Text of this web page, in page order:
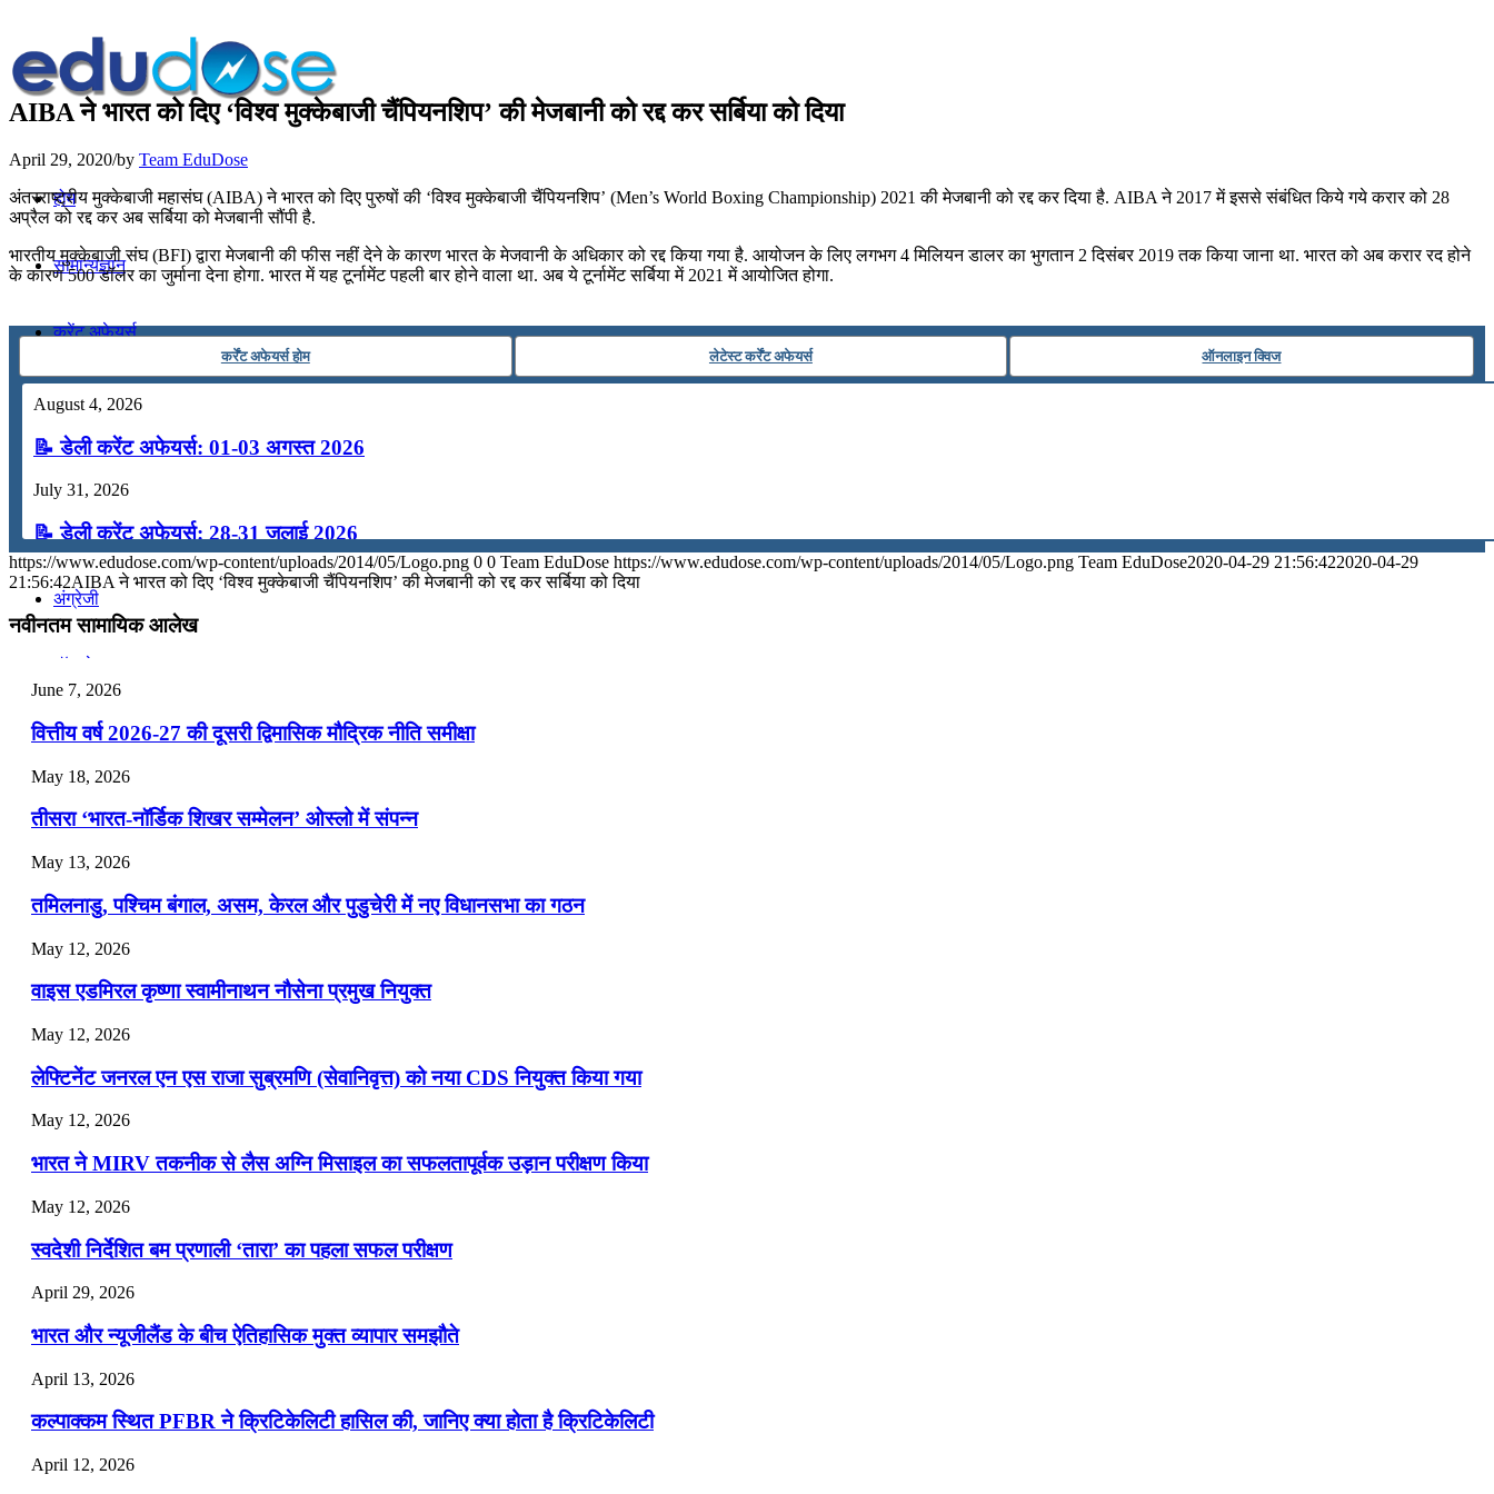
होम
सामान्यज्ञान
करेंट अफेयर्स
गणित
कंप्यूटर
अंग्रेजी
टुडेज जीके
AIBA ने भारत को दिए ‘विश्व मुक्केबाजी चैंपियनशिप’ की मेजबानी को रद्द कर सर्बिया को दिया
April 29, 2020/by Team EduDose
अंतरराष्ट्रीय मुक्केबाजी महासंघ (AIBA) ने भारत को दिए पुरुषों की ‘विश्व मुक्केबाजी चैंपियनशिप’ (Men’s World Boxing Championship) 2021 की मेजबानी को रद्द कर दिया है. AIBA ने 2017 में इससे संबंधित किये गये करार को 28
अप्रैल को रद्द कर अब सर्बिया को मेजबानी सौंपी है.
भारतीय मुक्केबाजी संघ (BFI) द्वारा मेजबानी की फीस नहीं देने के कारण भारत के मेजवानी के अधिकार को रद्द किया गया है. आयोजन के लिए लगभग 4 मिलियन डालर का भुगतान 2 दिसंबर 2019 तक किया जाना था. भारत को अब करार रद होने
के कारण 500 डॉलर का जुर्माना देना होगा. भारत में यह टूर्नामेंट पहली बार होने वाला था. अब ये टूर्नामेंट सर्बिया में 2021 में आयोजित होगा.
कर्रेंट अफेयर्स होम लेटेस्ट कर्रेंट अफेयर्स ऑनलाइन क्विज
August 4, 2026
📝 डेली करेंट अफेयर्स: 01-03 अगस्त 2026
July 31, 2026
📝 डेली करेंट अफेयर्स: 28-31 जुलाई 2026
July 28, 2026
📝 डेली करेंट अफेयर्स: 25-27 जुलाई 2026
July 25, 2026
📝 डेली करेंट अफेयर्स: 22-24 जुलाई 2026
July 22, 2026
📝 डेली करेंट अफेयर्स: 19-21 जुलाई 2026
July 19, 2026
📝 डेली करेंट अफेयर्स: 16-18 जुलाई 2026
July 16, 2026
📝 डेली करेंट अफेयर्स: 13-15 जुलाई 2026
https://www.edudose.com/wp-content/uploads/2014/05/Logo.png 0 0 Team EduDose https://www.edudose.com/wp-content/uploads/2014/05/Logo.png Team EduDose2020-04-29 21:56:422020-04-29
21:56:42AIBA ने भारत को दिए ‘विश्व मुक्केबाजी चैंपियनशिप’ की मेजबानी को रद्द कर सर्बिया को दिया
नवीनतम सामायिक आलेख
June 7, 2026
वित्तीय वर्ष 2026-27 की दूसरी द्विमासिक मौद्रिक नीति समीक्षा
May 18, 2026
तीसरा ‘भारत-नॉर्डिक शिखर सम्मेलन’ ओस्लो में संपन्न
May 13, 2026
तमिलनाडु, पश्चिम बंगाल, असम, केरल और पुडुचेरी में नए विधानसभा का गठन
May 12, 2026
वाइस एडमिरल कृष्णा स्वामीनाथन नौसेना प्रमुख नियुक्त
May 12, 2026
लेफ्टिनेंट जनरल एन एस राजा सुब्रमणि (सेवानिवृत्त) को नया CDS नियुक्त किया गया
May 12, 2026
भारत ने MIRV तकनीक से लैस अग्नि मिसाइल का सफलतापूर्वक उड़ान परीक्षण किया
May 12, 2026
स्वदेशी निर्देशित बम प्रणाली ‘तारा’ का पहला सफल परीक्षण
April 29, 2026
भारत और न्यूजीलैंड के बीच ऐतिहासिक मुक्त व्यापार समझौते
April 13, 2026
कल्पाक्कम स्थित PFBR ने क्रिटिकेलिटी हासिल की, जानिए क्या होता है क्रिटिकेलिटी
April 12, 2026